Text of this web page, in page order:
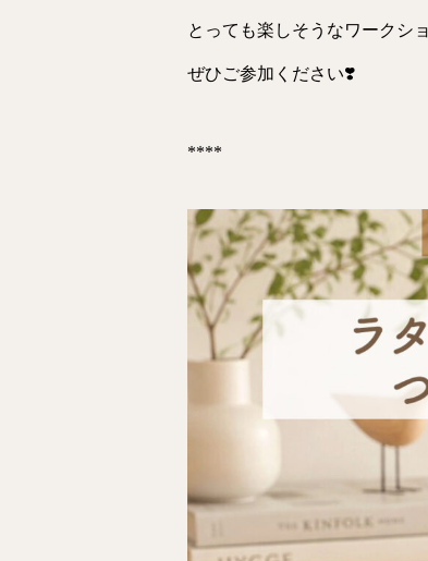
とっても楽しそうなワークシ
ぜひご参加ください❣️
****